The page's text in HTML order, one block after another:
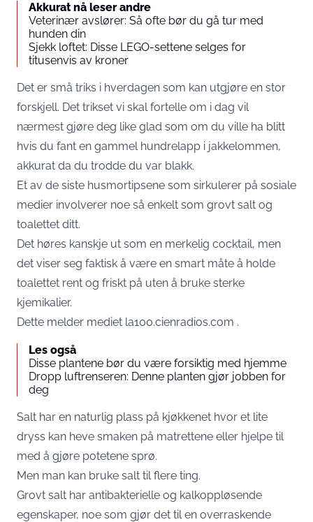
Akkurat nå leser andre
Veterinær avslører: Så ofte bør du gå tur med
hunden din
Sjekk loftet: Disse LEGO-settene selges for
titusenvis av kroner
Det er små triks i hverdagen som kan utgjøre en stor
forskjell. Det trikset vi skal fortelle om i dag vil
nærmest gjøre deg like glad som om du ville ha blitt
hvis du fant en gammel hundrelapp i jakkelommen,
akkurat da du trodde du var blakk.
Et av de siste husmortipsene som sirkulerer på sosiale
medier involverer noe så enkelt som grovt salt og
toalettet ditt.
Det høres kanskje ut som en merkelig cocktail, men
det viser seg faktisk å være en smart måte å holde
toalettet rent og friskt på uten å bruke sterke
kjemikalier.
Dette melder mediet la100.cienradios.com .
Les også
Disse plantene bør du være forsiktig med hjemme
Dropp luftrenseren: Denne planten gjør jobben for
deg
Salt har en naturlig plass på kjøkkenet hvor et lite
dryss kan heve smaken på matrettene eller hjelpe til
med å gjøre potetene sprø.
Men man kan bruke salt til flere ting.
Grovt salt har antibakterielle og kalkoppløsende
egenskaper, noe som gjør det til en overraskende